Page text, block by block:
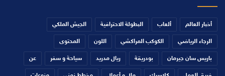
أخبار العالم ألعاب البطولة الاحترافية الجيش الملكي
الرجاء الرياضي الكوكب المراكشي اللون المحتوى
باريس سان جيرمان بودريقة ريال مدريد سياحة و سفر عن